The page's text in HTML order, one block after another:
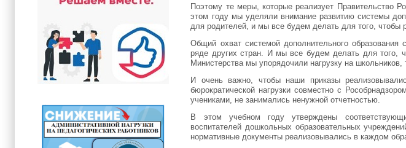
Поэтому те меры, которые реализует Правительство
этом году мы уделяли внимание развитию системы
для родителей, и мы все будем делать для того, чтобы
Общий охват системой дополнительного
ряде других стран. И мы все будем делать для того,
Министерства мы упорядочили нагрузку на
И очень важно, чтобы наши приказы
бюрократической нагрузки совместно с
учениками, не занимались ненужной отчетностью.
В этом учебном году утверждены
воспитателей дошкольных образовательных
нормативные документы реализовывались в каждом